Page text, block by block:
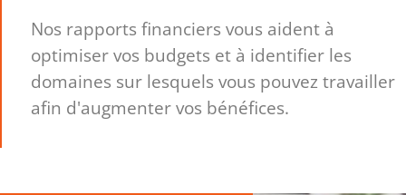
Nos rapports financiers vous aident à
optimiser vos budgets et à identifier les
domaines sur lesquels vous pouvez travailler
afin d'augmenter vos bénéfices.